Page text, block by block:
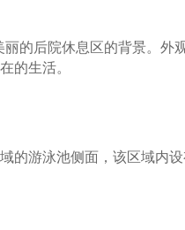
的后院休息区的背景。外
的生活。
的游泳池侧面，该区域内